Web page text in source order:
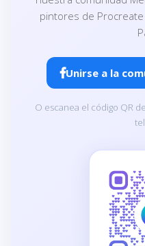
pintores de
Unirse a la
O escanea el código QR